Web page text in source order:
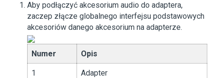
Aby podłączyć akcesorium audio do adaptera,
zaczep złącze globalnego interfejsu podstawowych
akcesoriów danego akcesorium na adapterze.
Numer Opis
1 Adapter